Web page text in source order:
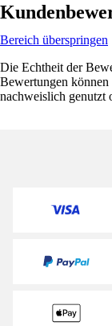
Bereich überspringen
Die Echtheit der
Bewertungen
nachweislich genutzt